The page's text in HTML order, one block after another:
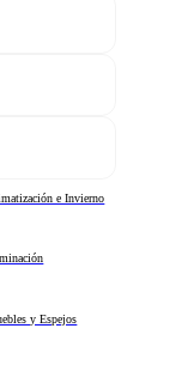
e Invierno
y Espejos